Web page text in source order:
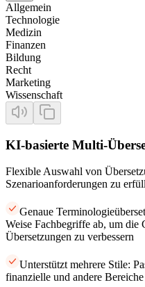
Allgemein
Technologie
Medizin
Finanzen
Bildung
Recht
Marketing
Wissenschaft
KI-basierte Multi-
Flexible Auswahl von
Szenarioanforderungen zu
Genaue
Weise Fachbegriffe ab, um
Übersetzungen zu verbessern
Unterstützt mehrere Stile:
finanzielle und andere Bereiche